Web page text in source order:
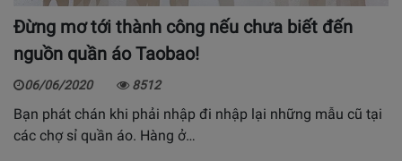
Đừng mơ tới thành công nếu chưa biết đến
nguồn quần áo Taobao!
06/06/2020 8512
Bạn phát chán khi phải nhập đi nhập lại những mẫu cũ tại
các chợ sỉ quần áo. Hàng ở…